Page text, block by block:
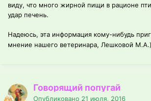
виду, что много жирной пищи в рационе
удар печень.
Надеюсь, эта информация кому-нибудь
мнение нашего ветеринара, Лешковой М.А.)
Говорящий попугай
Опубликовано 21 июля, 2016